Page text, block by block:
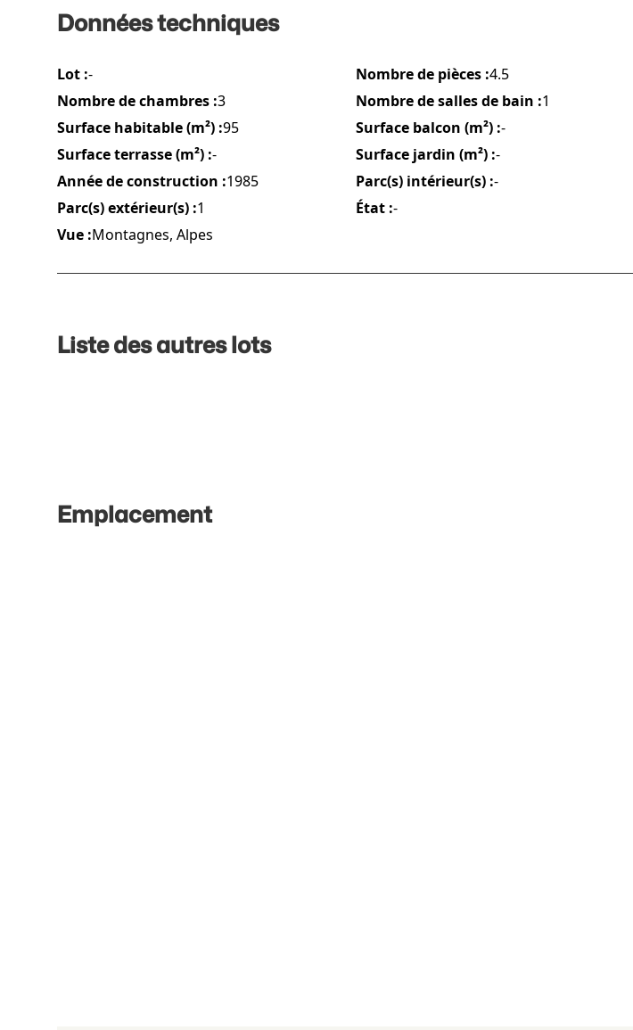
Données techniques
Lot :- Nombre de pièces :4.5
Nombre de chambres :3 Nombre de salles de bain :1
Surface habitable (m²) :95 Surface balcon (m²) :-
Surface terrasse (m²) :- Surface jardin (m²) :-
Année de construction :1985 Parc(s) intérieur(s) :-
Parc(s) extérieur(s) :1 État :-
Vue :Montagnes, Alpes
Liste des autres lots
Emplacement